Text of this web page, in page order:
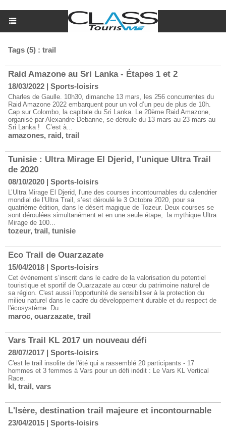
Tags (5) : trail
Raid Amazone au Sri Lanka - Étapes 1 et 2
18/03/2022 | Sports-loisirs
​Charles de Gaulle. 10h30, dimanche 13 mars, les 256 concurrentes du
Raid Amazone 2022 embarquent pour un vol d’un peu de plus de 10h.
Cap sur Colombo, la capitale du Sri Lanka. Le 20ème Raid Amazone,
organisé par Alexandre Debanne, se déroule du 13 mars au 23 mars au
Sri Lanka ! C’est à...
amazones, raid, trail
Tunisie : Ultra Mirage El Djerid, l'unique Ultra Trail
de 2020
08/10/2020 | Sports-loisirs
L’Ultra Mirage El Djerid, l'une des courses incontournables du calendrier
mondial de l’Ultra Trail, s’est déroulé le 3 Octobre 2020, pour sa
quatrième édition, dans le désert magique de Tozeur. Deux courses se
sont déroulées simultanément et en une seule étape, la mythique Ultra
Mirage de 100...
tozeur, trail, tunisie
Eco Trail de Ouarzazate
15/04/2018 | Sports-loisirs
Cet événement s’inscrit dans le cadre de la valorisation du potentiel
touristique et sportif de Ouarzazate au cœur du patrimoine naturel de
sa région. C'est aussi l'opportunité de sensibiliser à la protection du
milieu naturel dans le cadre du développement durable et du respect de
l'écosystème. Du...
maroc, ouarzazate, trail
Vars Trail KL 2017 un nouveau défi
28/07/2017 | Sports-loisirs
C'est le trail insolite de l'été qui a rassemblé 20 participants - 17
hommes et 3 femmes à Vars pour un défi inédit : Le Vars KL Vertical
Race.
kl, trail, vars
L'Isère, destination trail majeure et incontournable
23/04/2015 | Sports-loisirs